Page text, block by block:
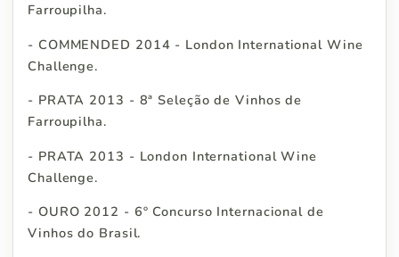
Farroupilha.
- COMMENDED 2014 - London International Wine
Challenge.
- PRATA 2013 - 8ª Seleção de Vinhos de
Farroupilha.
- PRATA 2013 - London International Wine
Challenge.
- OURO 2012 - 6º Concurso Internacional de
Vinhos do Brasil.